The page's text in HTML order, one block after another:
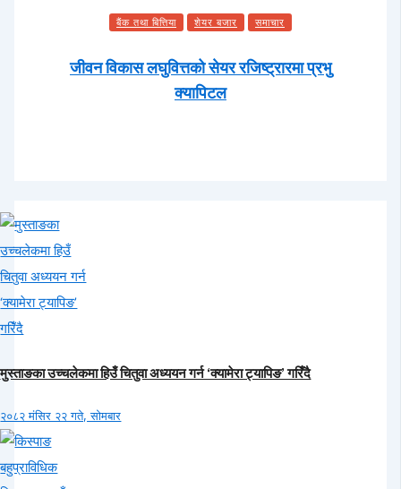
बैंक तथा बित्तिया शेयर बजार समाचार
जीवन विकास लघुवित्तको सेयर रजिष्ट्रारमा प्रभु
क्यापिटल
मुस्ताङका उच्चलेकमा हिउँ चितुवा अध्ययन गर्न ‘क्यामेरा ट्यापिङ’ गरिँदै
२०८२ मंसिर २२ गते, सोमबार